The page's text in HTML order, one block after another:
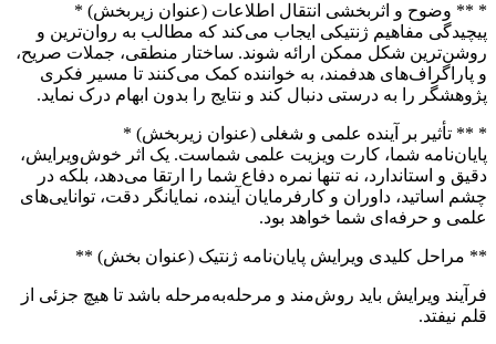
* ** وضوح و اثربخشی انتقال اطلاعات (عنوان زیربخش) *
پیچیدگی مفاهیم ژنتیکی ایجاب می‌کند که مطالب به روان‌ترین و
روشن‌ترین شکل ممکن ارائه شوند. ساختار منطقی، جملات صریح،
و پاراگراف‌های هدفمند، به خواننده کمک می‌کنند تا مسیر فکری
پژوهشگر را به درستی دنبال کند و نتایج را بدون ابهام درک نماید.
* ** تأثیر بر آینده علمی و شغلی (عنوان زیربخش) *
پایان‌نامه شما، کارت ویزیت علمی شماست. یک اثر خوش‌ویرایش،
دقیق و استاندارد، نه تنها نمره دفاع شما را ارتقا می‌دهد، بلکه در
چشم اساتید، داوران و کارفرمایان آینده، نمایانگر دقت، توانایی‌های
علمی و حرفه‌ای شما خواهد بود.
** مراحل کلیدی ویرایش پایان‌نامه ژنتیک (عنوان بخش) **
فرآیند ویرایش باید روش‌مند و مرحله‌به‌مرحله باشد تا هیچ جزئی از
قلم نیفتد.